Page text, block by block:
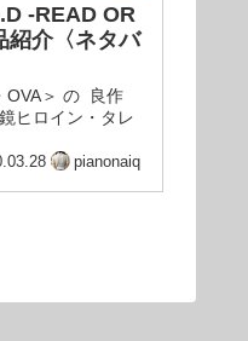
-READ OR
紹介〈ネタバ
OVA＞ の 良作
ヒロイン・タレ
pianonaiq